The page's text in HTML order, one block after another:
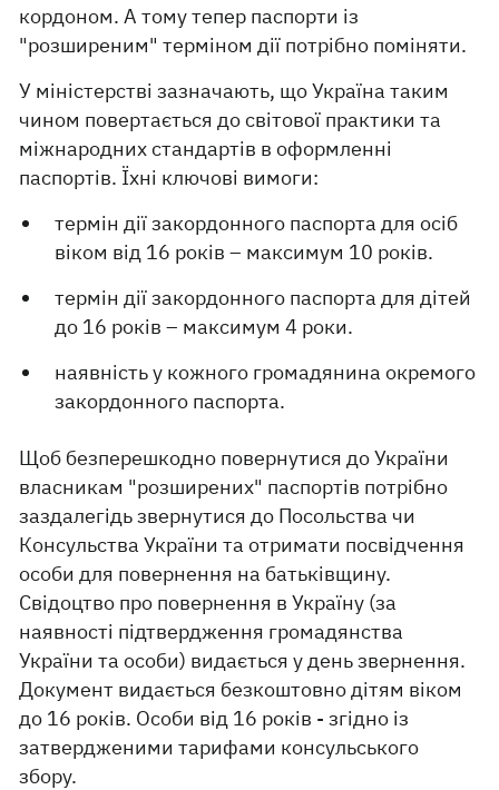
кордоном. А тому тепер паспорти із
"розширеним" терміном дії потрібно поміняти.
У міністерстві зазначають, що Україна таким
чином повертається до світової практики та
міжнародних стандартів в оформленні
паспортів. Їхні ключові вимоги:
термін дії закордонного паспорта для осіб
віком від 16 років – максимум 10 років.
термін дії закордонного паспорта для дітей
до 16 років – максимум 4 роки.
наявність у кожного громадянина окремого
закордонного паспорта.
Щоб безперешкодно повернутися до України
власникам "розширених" паспортів потрібно
заздалегідь звернутися до Посольства чи
Консульства України та отримати посвідчення
особи для повернення на батьківщину.
Свідоцтво про повернення в Україну (за
наявності підтвердження громадянства
України та особи) видається у день звернення.
Документ видається безкоштовно дітям віком
до 16 років. Особи від 16 років - згідно із
затвердженими тарифами консульського
збору.